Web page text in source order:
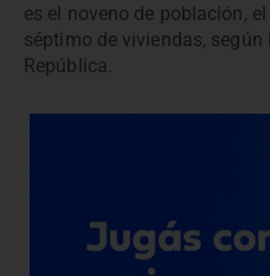
es el noveno de población,
séptimo de viviendas,
República.